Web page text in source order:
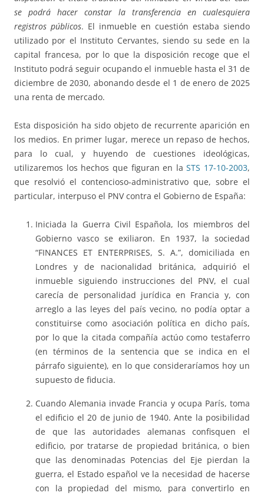
se podrá hacer constar la transferencia en cualesquiera
registros públicos. El inmueble en cuestión estaba siendo
utilizado por el Instituto Cervantes, siendo su sede en la
capital francesa, por lo que la disposición recoge que el
Instituto podrá seguir ocupando el inmueble hasta el 31 de
diciembre de 2030, abonando desde el 1 de enero de 2025
una renta de mercado.
Esta disposición ha sido objeto de recurrente aparición en
los medios. En primer lugar, merece un repaso de hechos,
para lo cual, y huyendo de cuestiones ideológicas,
utilizaremos los hechos que figuran en laSTS 17-10-2003,
que resolvió el contencioso-administrativo que, sobre el
particular, interpuso el PNV contra el Gobierno de España:
Iniciada la Guerra Civil Española, los miembros del
Gobierno vasco se exiliaron. En 1937, la sociedad
“FINANCES ET ENTERPRISES, S. A.”, domiciliada en
Londres y de nacionalidad británica, adquirió el
inmueble siguiendo instrucciones del PNV, el cual
carecía de personalidad jurídica en Francia y, con
arreglo a las leyes del país vecino, no podía optar a
constituirse como asociación política en dicho país,
por lo que la citada compañía actúo como testaferro
(en términos de la sentencia que se indica en el
párrafo siguiente), en lo que consideraríamos hoy un
supuesto de fiducia.
Cuando Alemania invade Francia y ocupa París, toma
el edificio el 20 de junio de 1940. Ante la posibilidad
de que las autoridades alemanas confisquen el
edificio, por tratarse de propiedad británica, o bien
que las denominadas Potencias del Eje pierdan la
guerra, el Estado español ve la necesidad de hacerse
con la propiedad del mismo, para convertirlo en